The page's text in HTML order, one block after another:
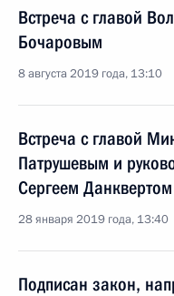
Встреча с главой
Бочаровым
8 августа 2019 года, 13:10
Встреча с главой
Патрушевым и
Сергеем Данквертом
28 января 2019 года, 13:40
Подписан закон,